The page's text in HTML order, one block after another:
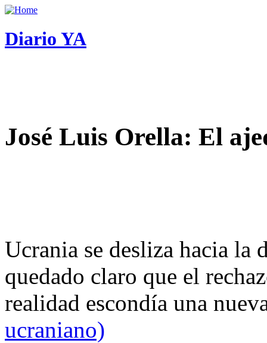
Diario YA
José Luis Orella: El
Ucrania se desliza hacia
quedado claro que el
realidad escondía una
ucraniano)